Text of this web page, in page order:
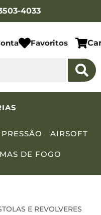
4033
Favoritos
AIRSOFT
DE FOGO
E REVOLVERES